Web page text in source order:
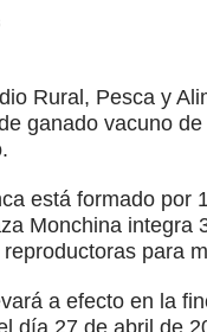
Rural, Pesca y
ganado vacuno
está formado por
Monchina integra
para
a efecto en la
día 27 de abril de